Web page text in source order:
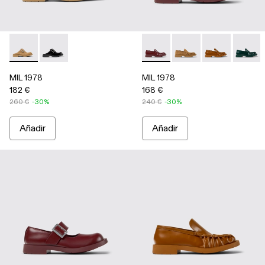
MIL 1978 - A500045-004 - Brown
MIL 1978 - A500045-001 - Black
MIL 1978
182 €
260 € -30%
Añadir
MIL 1978 - A500039-005 -
MIL 1978 -MIL 1978 -
MIL
MIL 1978
168 €
240 € -30%
Añadir